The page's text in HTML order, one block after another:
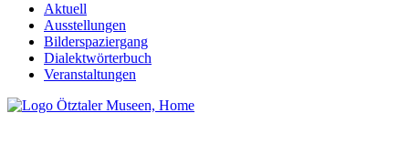
Aktuell
Ausstellungen
Bilderspaziergang
Dialektwörterbuch
Veranstaltungen